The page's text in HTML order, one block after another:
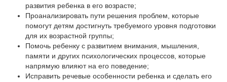
развития ребенка в его возрасте;
Проанализировать пути решения проблем, которые
помогут детям достигнуть требуемого уровня подготовки
для их возрастной группы;
Помочь ребенку с развитием внимания, мышления,
памяти и других психологических процессов, которые
напрямую влияют на его поведение;
Исправить речевые особенности ребенка и сделать его